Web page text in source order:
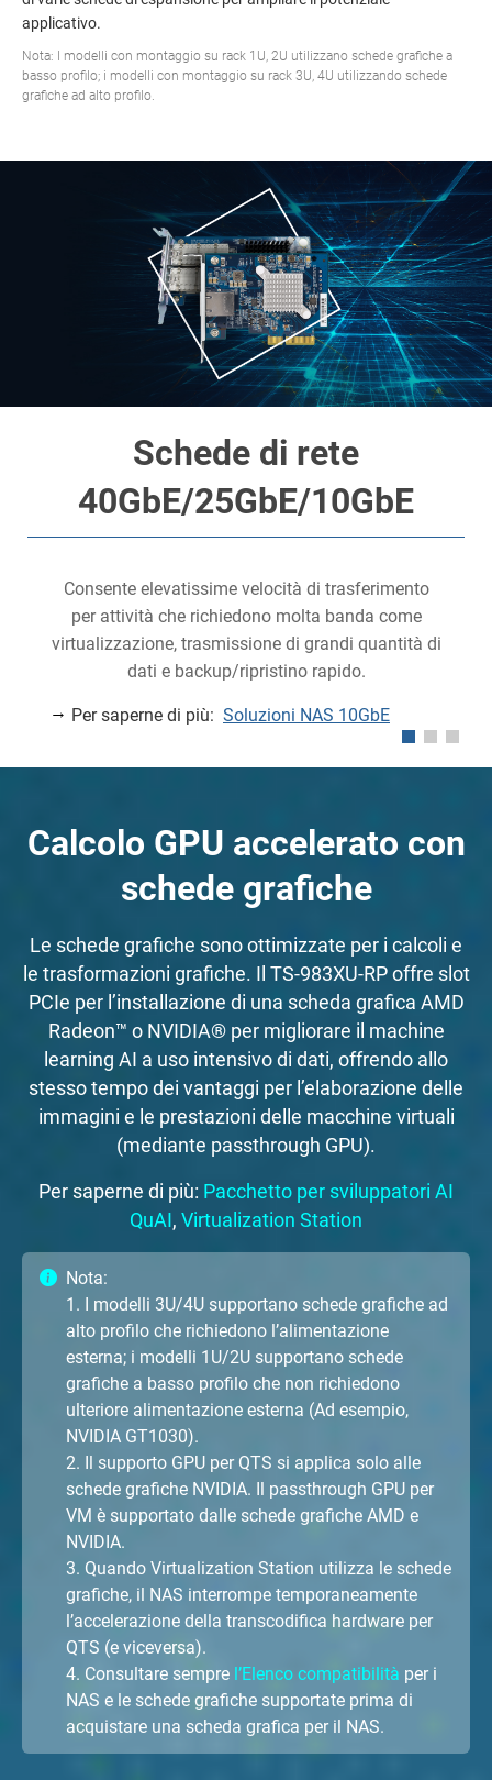
applicativo.
Nota: I modelli con montaggio su rack 1U, 2U utilizzano schede grafiche a
basso profilo; i modelli con montaggio su rack 3U, 4U utilizzando schede
grafiche ad alto profilo.
Schede di rete
40GbE/25GbE/10GbE
Consente elevatissime velocità di trasferimento
per attività che richiedono molta banda come
virtualizzazione, trasmissione di grandi quantità di
dati e backup/ripristino rapido.
Per saperne di più: Soluzioni NAS 10GbE
Calcolo GPU accelerato con
schede grafiche
Le schede grafiche sono ottimizzate per i calcoli e
le trasformazioni grafiche. Il TS-983XU-RP offre slot
PCIe per l’installazione di una scheda grafica AMD
Radeon™ o NVIDIA® per migliorare il machine
learning AI a uso intensivo di dati, offrendo allo
stesso tempo dei vantaggi per l’elaborazione delle
immagini e le prestazioni delle macchine virtuali
(mediante passthrough GPU).
Per saperne di più: Pacchetto per sviluppatori AI
QuAI, Virtualization Station
Nota:
1. I modelli 3U/4U supportano schede grafiche ad
alto profilo che richiedono l’alimentazione
esterna; i modelli 1U/2U supportano schede
grafiche a basso profilo che non richiedono
ulteriore alimentazione esterna (Ad esempio,
NVIDIA GT1030).
2. Il supporto GPU per QTS si applica solo alle
schede grafiche NVIDIA. Il passthrough GPU per
VM è supportato dalle schede grafiche AMD e
NVIDIA.
3. Quando Virtualization Station utilizza le schede
grafiche, il NAS interrompe temporaneamente
l’accelerazione della transcodifica hardware per
QTS (e viceversa).
4. Consultare sempre l’Elenco compatibilità per i
NAS e le schede grafiche supportate prima di
acquistare una scheda grafica per il NAS.